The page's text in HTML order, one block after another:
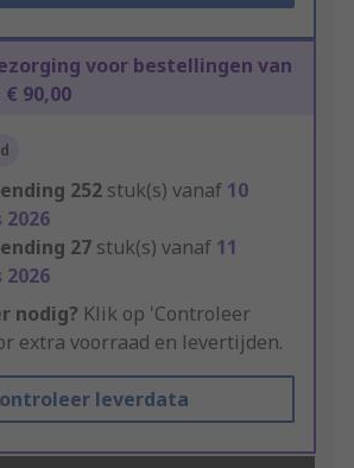
voor bestellingen van
90,00
252 stuk(s) vanaf 10
27 stuk(s) vanaf 11
nodig? Klik op 'Controleer
extra voorraad en levertijden.
leverdata